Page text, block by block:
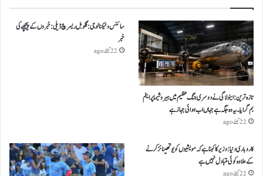
تازہ ترین: اینولا گی نے دوسری جنگ عظیم میں ہیروشیما پر ایٹم
بم گرایا ۔ یہ وہ جگہ ہے جہاں اب ہوائی جہاز ہے
22 گھنٹے ago
سائنس و ٹیکنالوجی: گلوبل ریسرچ ڈیلی: خبروں کے پیچھے کی
خبر
22 گھنٹے ago
کاروباری دنیا: وزیر کا کہنا ہے کہ مویشیوں کو یوتھینائز کرنے
کے علاوہ کوئی متبادل نہیں ہے
22 گھنٹے ago